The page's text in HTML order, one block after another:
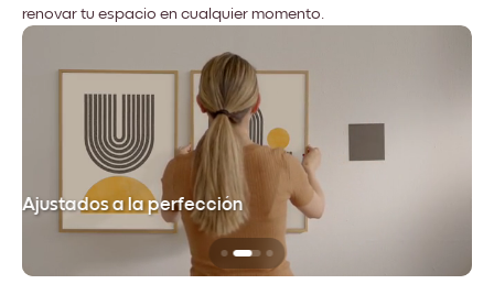
renovar tu espacio en cualquier momento.
Ajustados a la perfección